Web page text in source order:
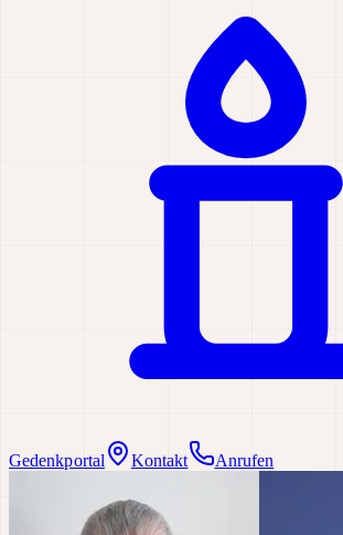
Gedenkportal Kontakt Anrufen